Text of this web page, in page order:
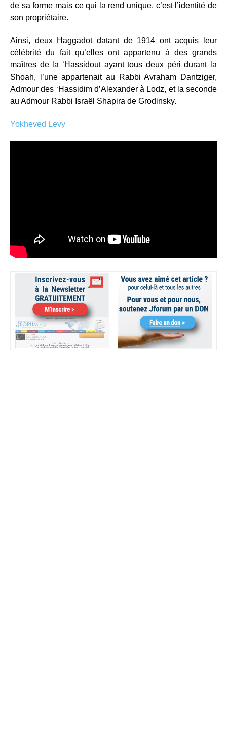
de sa forme mais ce qui la rend unique, c’est l’identité de
son propriétaire.
Ainsi, deux Haggadot datant de 1914 ont acquis leur
célébrité du fait qu’elles ont appartenu à des grands
maîtres de la ‘Hassidout ayant tous deux péri durant la
Shoah, l’une appartenait au Rabbi Avraham Dantziger,
Admour des ‘Hassidim d’Alexander à Lodz, et la seconde
au Admour Rabbi Israël Shapira de Grodinsky.
Yokheved Levy